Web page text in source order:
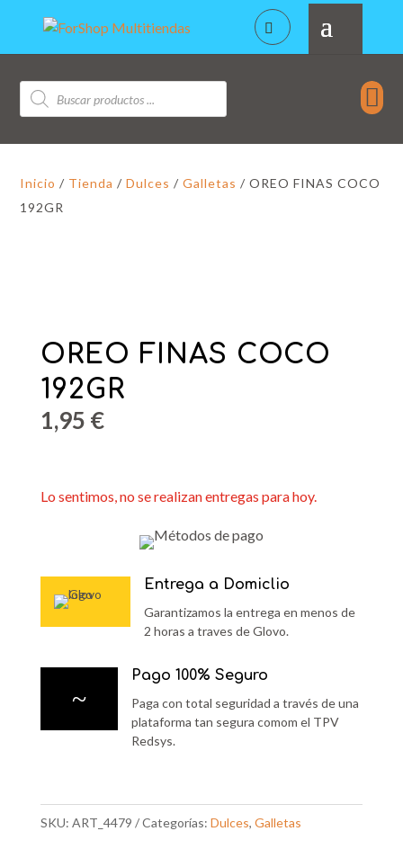
Búsqueda
de
productos

Inicio / Tienda /Dulces /Galletas / OREO FINAS COCO
192GR
OREO FINAS COCO
192GR
1,95 €
Lo sentimos, no se realizan entregas para hoy.
Entrega a Domiclio
Garantizamos la entrega en menos de
2 horas a traves de Glovo.
~
Pago 100% Seguro
Paga con total seguridad a través de una
plataforma tan segura comom el TPV
Redsys.
SKU: ART_4479 Categorías: Dulces, Galletas